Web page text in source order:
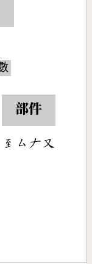
部件
󶅰󶁗󶀖󶁓